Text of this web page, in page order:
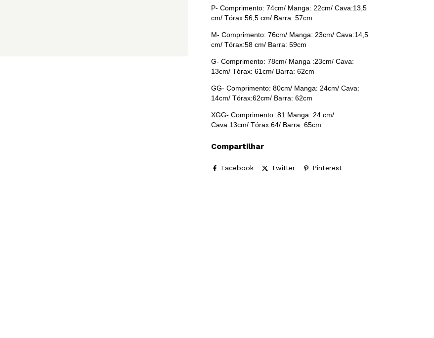
P- Comprimento: 74cm/ Manga: 22cm/ Cava:13,5
cm/ Tórax:56,5 cm/ Barra: 57cm
M- Comprimento: 76cm/ Manga: 23cm/ Cava:14,5
cm/ Tórax:58 cm/ Barra: 59cm
G- Comprimento: 78cm/ Manga :23cm/ Cava:
13cm/ Tórax: 61cm/ Barra: 62cm
GG- Comprimento: 80cm/ Manga: 24cm/ Cava:
14cm/ Tórax:62cm/ Barra: 62cm
XGG- Comprimento :81 Manga: 24 cm/
Cava:13cm/ Tórax:64/ Barra: 65cm
Compartilhar
Facebook Twitter Pinterest